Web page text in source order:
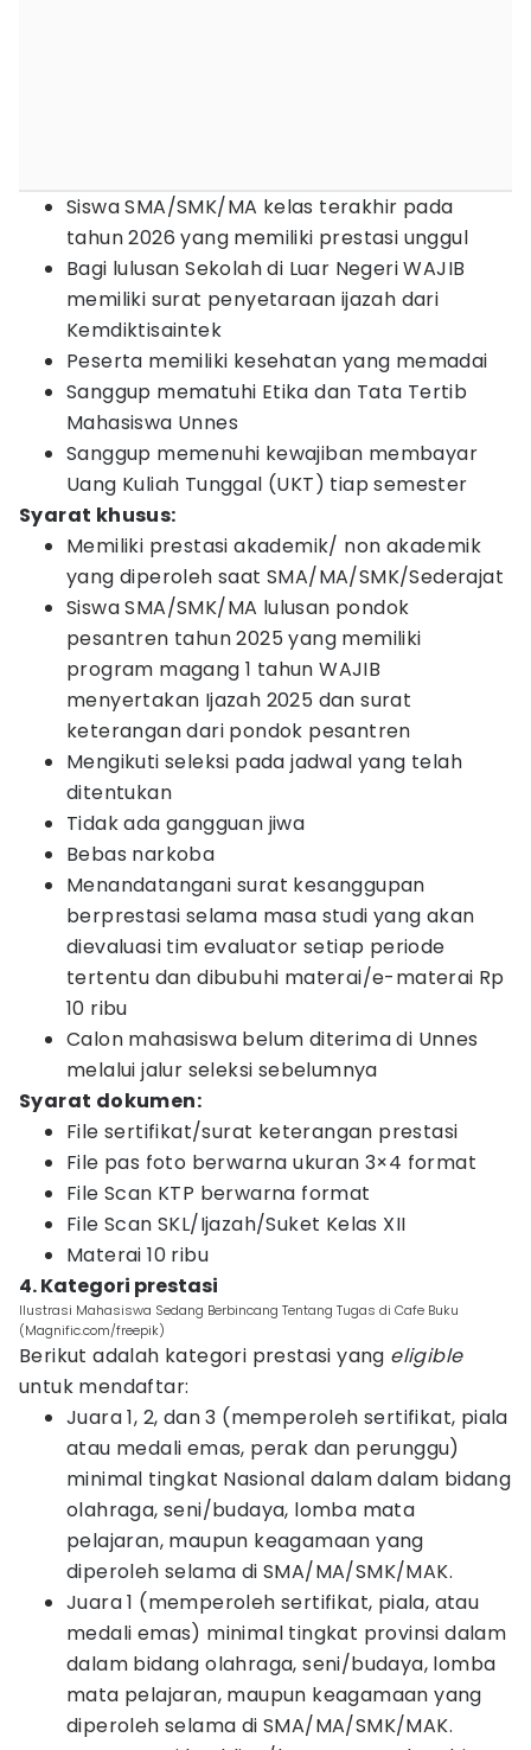
Siswa SMA/SMK/MA kelas terakhir pada
tahun 2026 yang memiliki prestasi unggul
Bagi lulusan Sekolah di Luar Negeri WAJIB
memiliki surat penyetaraan ijazah dari
Kemdiktisaintek
Peserta memiliki kesehatan yang memadai
Sanggup mematuhi Etika dan Tata Tertib
Mahasiswa Unnes
Sanggup memenuhi kewajiban membayar
Uang Kuliah Tunggal (UKT) tiap semester
Syarat khusus:
Memiliki prestasi akademik/ non akademik
yang diperoleh saat SMA/MA/SMK/Sederajat
Siswa SMA/SMK/MA lulusan pondok
pesantren tahun 2025 yang memiliki
program magang 1 tahun WAJIB
menyertakan Ijazah 2025 dan surat
keterangan dari pondok pesantren
Mengikuti seleksi pada jadwal yang telah
ditentukan
Tidak ada gangguan jiwa
Bebas narkoba
Menandatangani surat kesanggupan
berprestasi selama masa studi yang akan
dievaluasi tim evaluator setiap periode
tertentu dan dibubuhi materai/e-materai Rp
10 ribu
Calon mahasiswa belum diterima di Unnes
melalui jalur seleksi sebelumnya
Syarat dokumen:
File sertifikat/surat keterangan prestasi
File pas foto berwarna ukuran 3×4 format
File Scan KTP berwarna format
File Scan SKL/Ijazah/Suket Kelas XII
Materai 10 ribu
4. Kategori prestasi
Ilustrasi Mahasiswa Sedang Berbincang Tentang Tugas di Cafe Buku
(Magnific.com/freepik)
Berikut adalah kategori prestasi yang eligible
untuk mendaftar:
Juara 1, 2, dan 3 (memperoleh sertifikat, piala
atau medali emas, perak dan perunggu)
minimal tingkat Nasional dalam dalam bidang
olahraga, seni/budaya, lomba mata
pelajaran, maupun keagamaan yang
diperoleh selama di SMA/MA/SMK/MAK.
Juara 1 (memperoleh sertifikat, piala, atau
medali emas) minimal tingkat provinsi dalam
dalam bidang olahraga, seni/budaya, lomba
mata pelajaran, maupun keagamaan yang
diperoleh selama di SMA/MA/SMK/MAK.